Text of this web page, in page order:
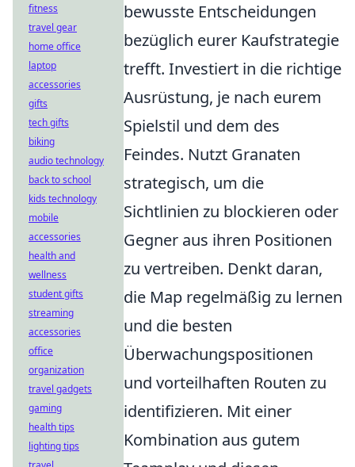
bewusste Entscheidungen
bezüglich eurer Kaufstrategie
trefft. Investiert in die richtige
Ausrüstung, je nach eurem
Spielstil und dem des
Feindes. Nutzt Granaten
strategisch, um die
Sichtlinien zu blockieren oder
Gegner aus ihren Positionen
zu vertreiben. Denkt daran,
die Map regelmäßig zu lernen
und die besten
Überwachungspositionen
und vorteilhaften Routen zu
identifizieren. Mit einer
Kombination aus gutem
fitness
travel gear
home office
laptop
accessories
gifts
tech gifts
biking
audio technology
back to school
kids technology
mobile
accessories
health and
wellness
student gifts
streaming
accessories
office
organization
travel gadgets
gaming
health tips
lighting tips